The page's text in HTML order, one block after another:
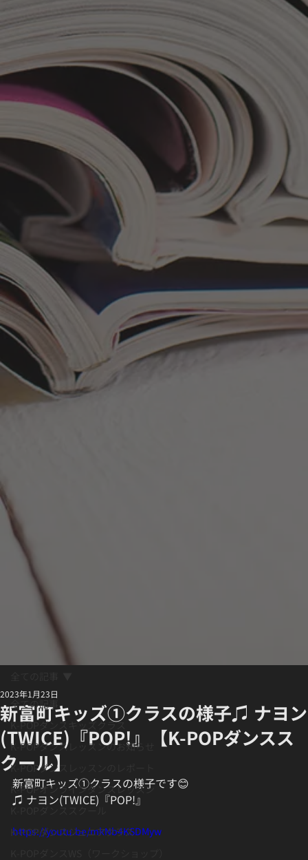
全ての記事
K-POPダンスキッズクラス
K-POPダンスレッスンのお知らせ
K-POPダンスレッスンのレポート
K-POPオンラインダンスレッスン
K-POPダンススクール
K-POPダンスジュニアクラス
新富町キッズ①クラスの様子♫ ナヨン
(TWICE)『POP!』【K-POPダンスス
クール】
2023年1月23日
新富町キッズ①クラスの様子です😊
♫ ナヨン(TWICE)『POP!』
https://youtu.be/mkNb4KSDMyw